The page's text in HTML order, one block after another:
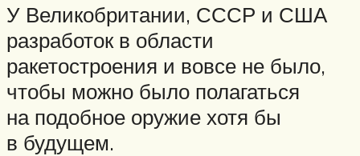
У Великобритании, СССР и США
разработок в области
ракетостроения и вовсе не было,
чтобы можно было полагаться
на подобное оружие хотя бы
в будущем.